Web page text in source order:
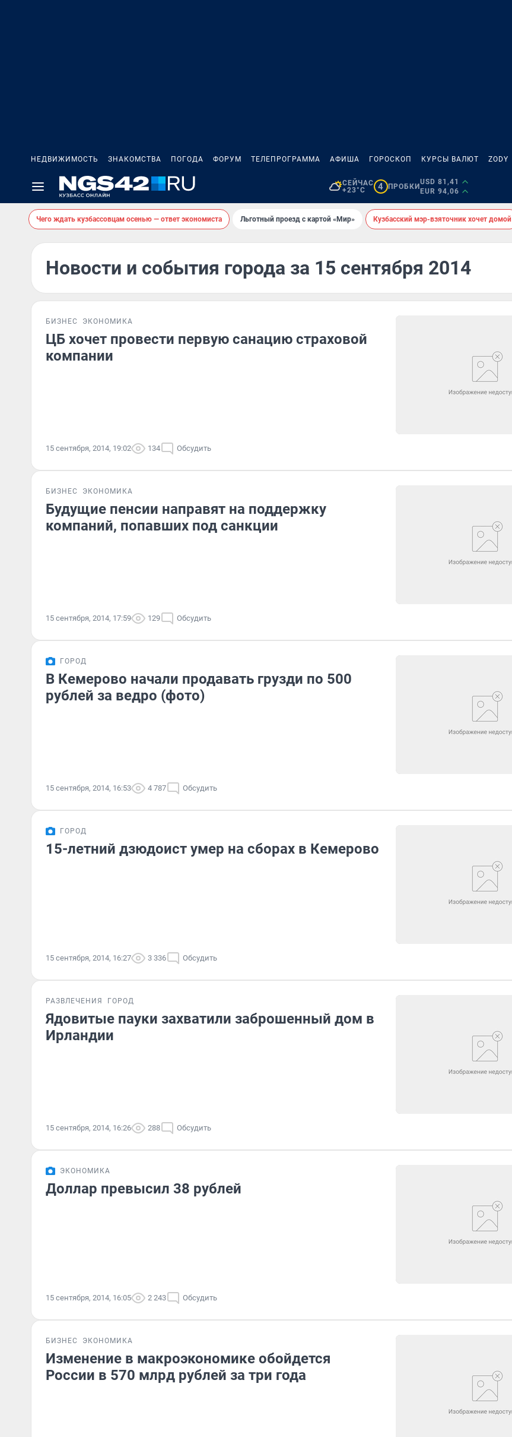
НЕДВИЖИМОСТЬ ЗНАКОМСТВА ПОГОДА ФОРУМ ТЕЛЕПРОГРАММА АФИША ГОРОСКОП КУРСЫ ВАЛЮТ ZODY
СЕЙЧАС
+23°C
4 ПРОБКИ
USD 81,41
EUR 94,06
Чего ждать кузбассовцам осенью — ответ экономиста Льготный проезд с картой «Мир» Кузбасский мэр-взяточник хочет домой
Новости и события города за 15 сентября 2014
БИЗНЕС ЭКОНОМИКА
ЦБ хочет провести первую санацию страховой
компании
15 сентября, 2014, 19:02 134 Обсудить
БИЗНЕС ЭКОНОМИКА
Будущие пенсии направят на поддержку
компаний, попавших под санкции
15 сентября, 2014, 17:59 129 Обсудить
ГОРОД
В Кемерово начали продавать грузди по 500
рублей за ведро (фото)
15 сентября, 2014, 16:53 4 787 Обсудить
ГОРОД
15-летний дзюдоист умер на сборах в Кемерово
15 сентября, 2014, 16:27 3 336 Обсудить
РАЗВЛЕЧЕНИЯ ГОРОД
Ядовитые пауки захватили заброшенный дом в
Ирландии
15 сентября, 2014, 16:26 288 Обсудить
ЭКОНОМИКА
Доллар превысил 38 рублей
15 сентября, 2014, 16:05 2 243 Обсудить
БИЗНЕС ЭКОНОМИКА
Изменение в макроэкономике обойдется
России в 570 млрд рублей за три года